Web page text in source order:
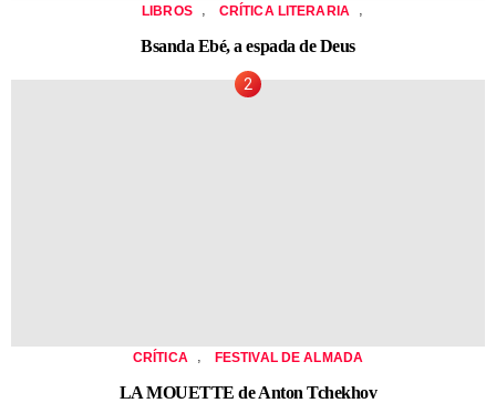
LIBROS , CRÍTICA LITERARIA ,
Bsanda Ebé, a espada de Deus
CRÍTICA , FESTIVAL DE ALMADA
LA MOUETTE de Anton Tchekhov